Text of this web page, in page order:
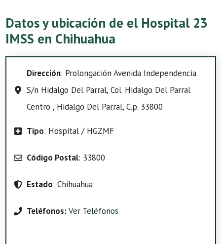
Datos y ubicación de el Hospital 23
IMSS en Chihuahua
Dirección: Prolongación Avenida Independencia
S/n Hidalgo Del Parral, Col. Hidalgo Del Parral
Centro , Hidalgo Del Parral, C.p. 33800
Tipo: Hospital / HGZMF
Código Postal: 33800
Estado: Chihuahua
Teléfonos:Ver Teléfonos.